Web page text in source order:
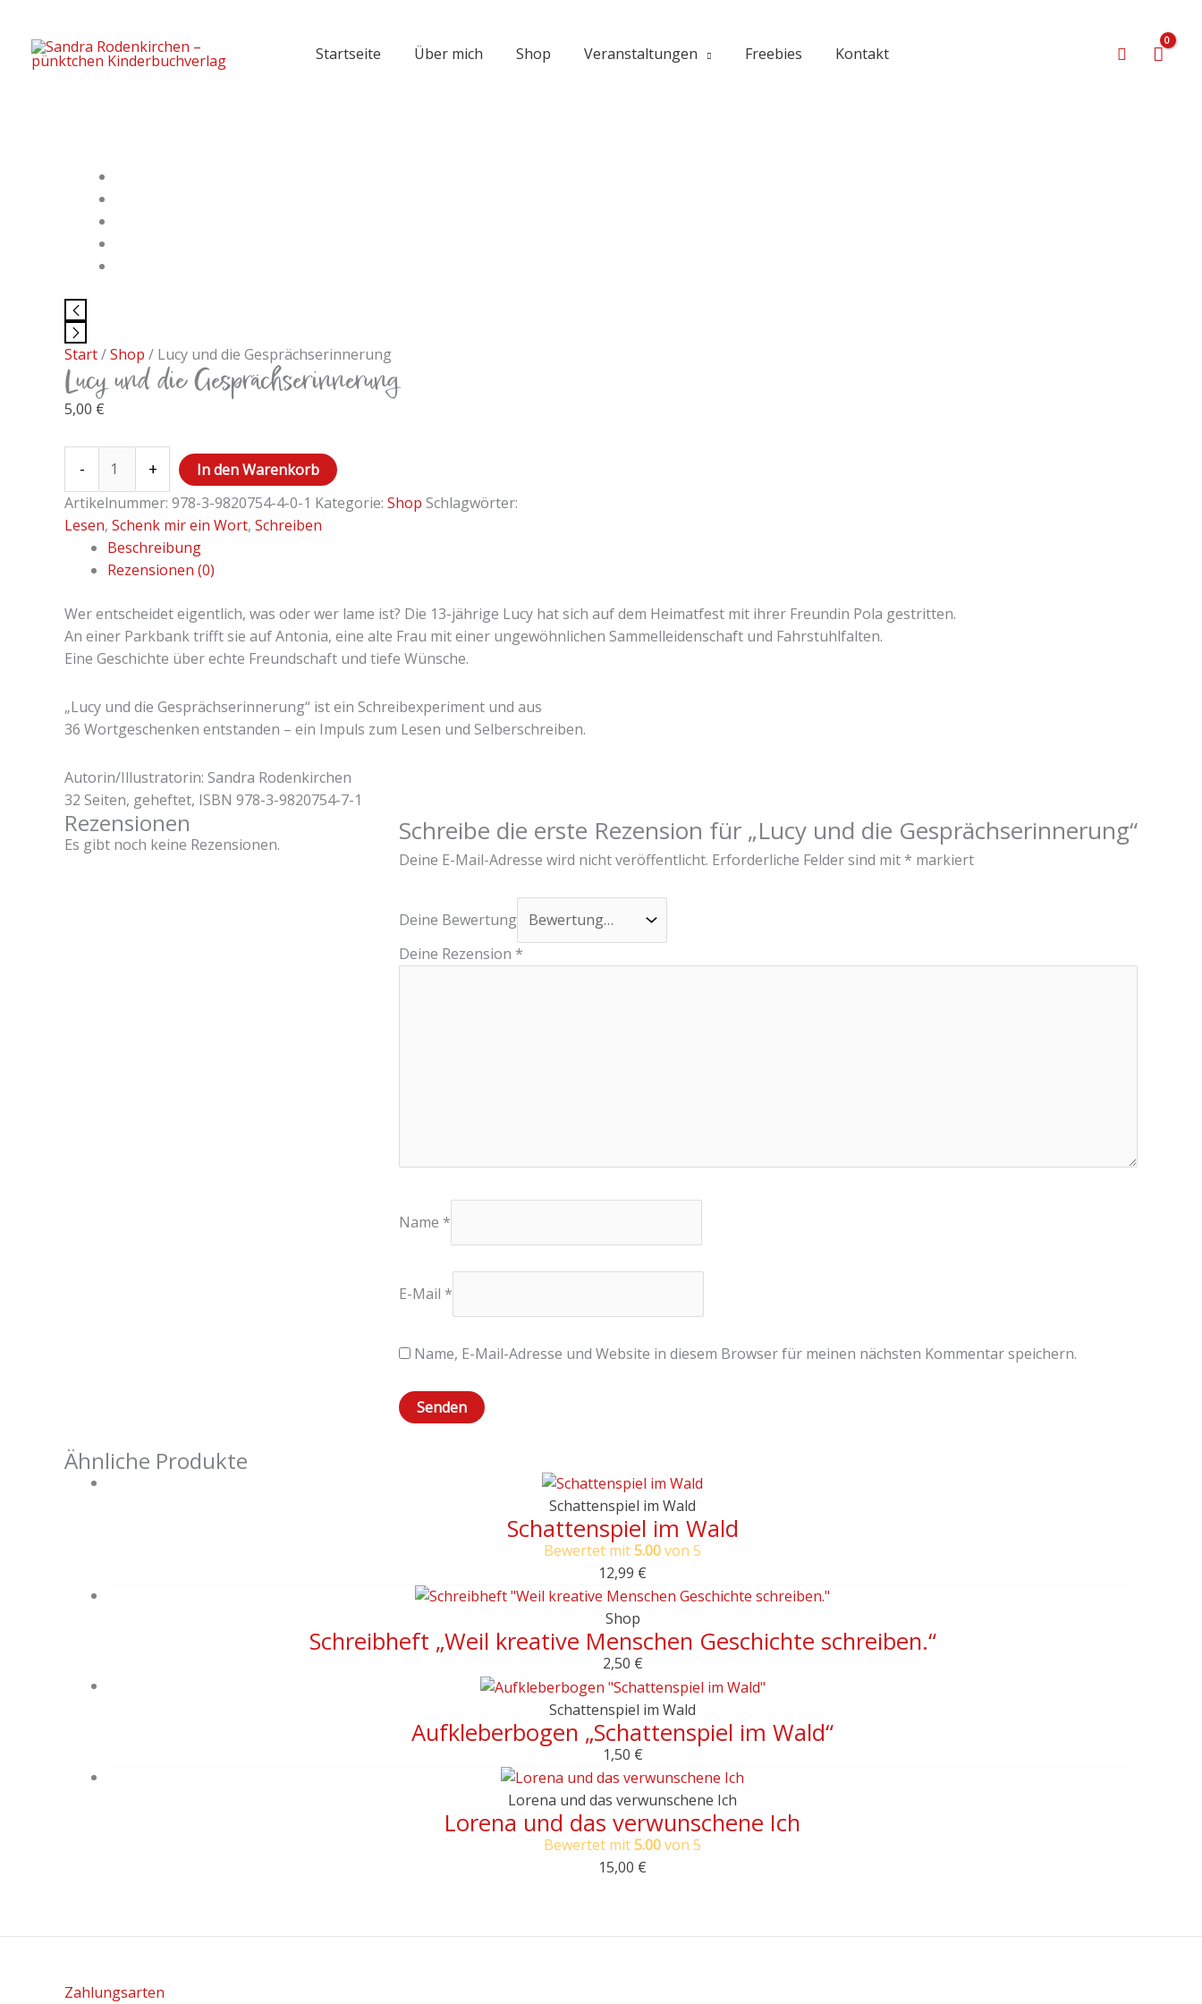
springen
Startseite Über mich Shop Veranstaltungen Freebies Kontakt Suchen
Start/Shop / Lucy und die Gesprächserinnerung
Lucy und die Gesprächserinnerung
5,00 €
-
Gesprächserinnerung
Menge
+
In den Warenkorb
Artikelnummer: 978-3-9820754-4-0-1 Kategorie: Shop Schlagwörter:
Lesen, Schenk mir ein Wort, Schreiben
Beschreibung
Rezensionen (0)
Wer entscheidet eigentlich, was oder wer lame ist? Die 13-jährige Lucy hat sich auf dem Heimatfest mit ihrer Freundin Pola gestritten.
An einer Parkbank trifft sie auf Antonia, eine alte Frau mit einer ungewöhnlichen Sammelleidenschaft und Fahrstuhlfalten.
Eine Geschichte über echte Freundschaft und tiefe Wünsche.
„Lucy und die Gesprächserinnerung“ ist ein Schreibexperiment und aus
36 Wortgeschenken entstanden – ein Impuls zum Lesen und Selberschreiben.
Autorin/Illustratorin: Sandra Rodenkirchen
32 Seiten, geheftet, ISBN 978-3-9820754-7-1
Rezensionen
Es gibt noch keine Rezensionen. Schreibe die erste Rezension für „Lucy und die Gesprächserinnerung“
Deine E-Mail-Adresse wird nicht veröffentlicht. Erforderliche Felder sind mit * markiert
Deine Bewertung
Deine Rezension *
Name *
E-Mail *
Name, E-Mail-Adresse und Website in diesem Browser für meinen nächsten Kommentar speichern.
Ähnliche Produkte
Schattenspiel im Wald
Schattenspiel im Wald
Bewertet mit5.00von 5
12,99 €
Shop
Schreibheft „Weil kreative Menschen Geschichte schreiben.“
2,50 €
Schattenspiel im Wald
Aufkleberbogen „Schattenspiel im Wald“
1,50 €
Lorena und das verwunschene Ich
Lorena und das verwunschene Ich
Bewertet mit5.00von 5
15,00 €
Zahlungsarten